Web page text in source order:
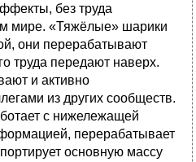
без труда
мире. «Тяжёлые» шарики
они перерабатывают
труда передают наверх.
и активно
из других сообществ.
с нижележащей
перерабатывает
основную массу